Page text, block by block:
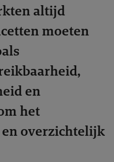
altijd
moeten
en
het
overzichtelijk